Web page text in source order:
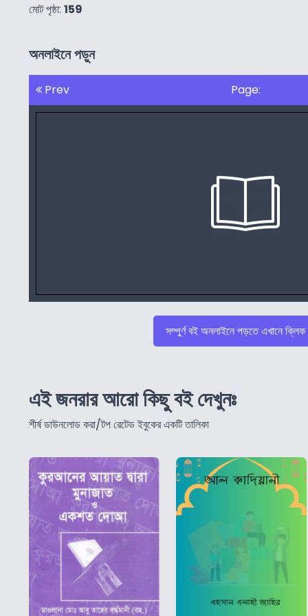
মোট পৃষ্ঠা: 159
অনলাইনে পড়ুন
Prev Page:
সম্পুর্ণ বই অনলাইনে পড়তে এখানে
এই জনরার আরো কিছু বই দেখুনঃ
শীর্ষ ডাউনলোড করা/টপ রেটেড ইবুকের একটি তালিকা